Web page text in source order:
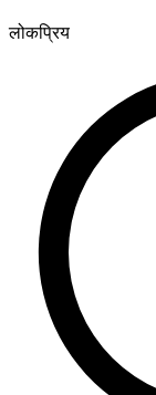
लोकप्रिय